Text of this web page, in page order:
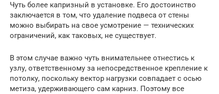
Чуть более капризный в установке. Его достоинство
заключается в том, что удаление подвеса от стены
можно выбирать на свое усмотрение — технических
ограничений, как таковых, не существует.
В этом случае важно чуть внимательнее отнестись к
узлу, ответственному за непосредственное крепление к
потолку, поскольку вектор нагрузки совпадает с осью
метиза, удерживающего сам карниз. Поэтому все